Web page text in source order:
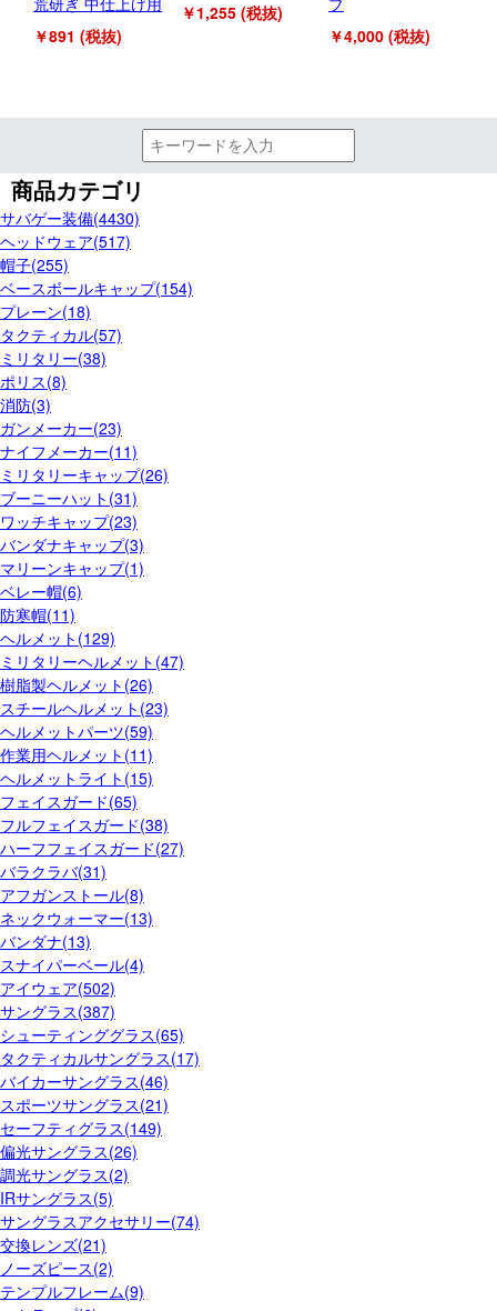
￥891 (税抜)
￥1,255 (税抜)
￥4,000 (税抜)
商品カテゴリ
サバゲー装備(4430)
ヘッドウェア(517)
帽子(255)
ベースボールキャップ(154)
プレーン(18)
タクティカル(57)
ミリタリー(38)
ポリス(8)
消防(3)
ガンメーカー(23)
ナイフメーカー(11)
ミリタリーキャップ(26)
ブーニーハット(31)
ワッチキャップ(23)
バンダナキャップ(3)
マリーンキャップ(1)
ベレー帽(6)
防寒帽(11)
ヘルメット(129)
ミリタリーヘルメット(47)
樹脂製ヘルメット(26)
スチールヘルメット(23)
ヘルメットパーツ(59)
作業用ヘルメット(11)
ヘルメットライト(15)
フェイスガード(65)
フルフェイスガード(38)
ハーフフェイスガード(27)
バラクラバ(31)
アフガンストール(8)
ネックウォーマー(13)
バンダナ(13)
スナイパーベール(4)
アイウェア(502)
サングラス(387)
シューティンググラス(65)
タクティカルサングラス(17)
バイカーサングラス(46)
スポーツサングラス(21)
セーフティグラス(149)
偏光サングラス(26)
調光サングラス(2)
IRサングラス(5)
サングラスアクセサリー(74)
交換レンズ(21)
ノーズピース(2)
テンプルフレーム(9)